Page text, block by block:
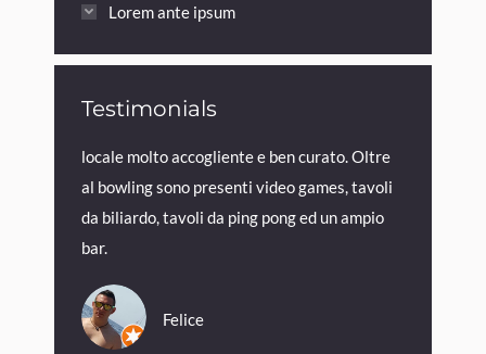
Lorem ante ipsum
Testimonials
locale molto accogliente e ben curato. Oltre
al bowling sono presenti video games, tavoli
da biliardo, tavoli da ping pong ed un ampio
bar.
Felice